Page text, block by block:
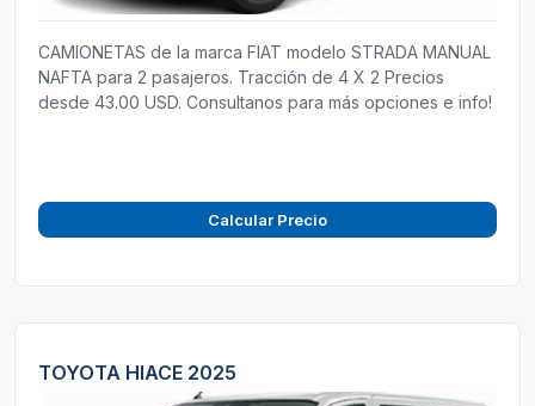
CAMIONETAS de la marca FIAT modelo STRADA MANUAL
NAFTA para 2 pasajeros. Tracción de 4 X 2 Precios
desde 43.00 USD. Consultanos para más opciones e info!
Calcular Precio
TOYOTA HIACE 2025